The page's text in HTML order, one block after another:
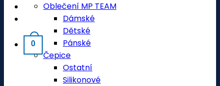
0
Oblečení MP TEAM
Dámské
Dětské
Pánské
Čepice
Ostatní
Silikonové